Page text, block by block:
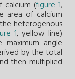
calcium (figure 1,
area of calcium
heterogenous
1, yellow line)
angle
by the total
then multiplied